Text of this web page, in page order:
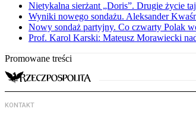
Nietykalna sierżant „Doris”. Drugie życie
Wyniki nowego sondażu. Aleksander
Nowy sondaż partyjny. Co czwarty Polak
Prof. Karol Karski: Mateusz Morawiecki
Promowane treści
KONTAKT